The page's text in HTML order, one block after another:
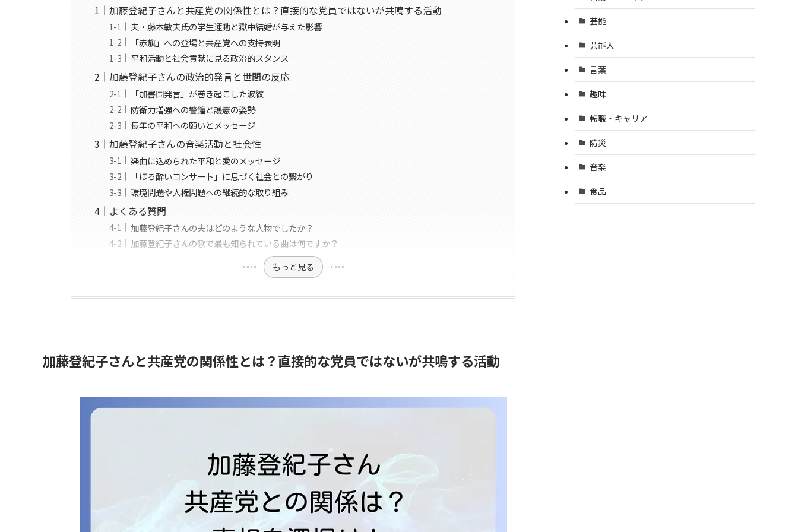
加藤登紀子さんと共産党の関係性とは？直接的な党員ではないが共鳴する活動
夫・藤本敏夫氏の学生運動と獄中結婚が与えた影響
「赤旗」への登場と共産党への支持表明
平和活動と社会貢献に見る政治的スタンス
加藤登紀子さんの政治的発言と世間の反応
「加害国発言」が巻き起こした波紋
防衛力増強への警鐘と護憲の姿勢
長年の平和への願いとメッセージ
加藤登紀子さんの音楽活動と社会性
楽曲に込められた平和と愛のメッセージ
「ほろ酔いコンサート」に息づく社会との繋がり
環境問題や人権問題への継続的な取り組み
よくある質問
加藤登紀子さんの夫はどのような人物でしたか？
加藤登紀子さんの歌で最も知られている曲は何ですか？
もっと見る
加藤登紀子さんと共産党の関係性とは？直接的な党員ではないが共鳴する活動
芸能
芸能人
言葉
趣味
転職・キャリア
防災
音楽
食品